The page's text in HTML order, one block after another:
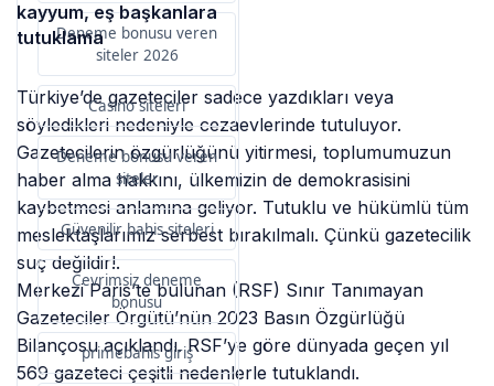
Deneme bonusu veren
siteler 2026
Casino siteleri
Deneme bonusu veren
siteler
Güvenilir bahis siteleri
Çevrimsiz deneme
bonusu
primebahis giriş
kayyum, eş başkanlara
tutuklama
Türkiye’de gazeteciler sadece yazdıkları veya
söyledikleri nedeniyle cezaevlerinde tutuluyor.
Gazetecilerin özgürlüğünü yitirmesi, toplumumuzun
haber alma hakkını, ülkemizin de demokrasisini
kaybetmesi anlamına geliyor. Tutuklu ve hükümlü tüm
meslektaşlarımız serbest bırakılmalı. Çünkü gazetecilik
suç değildir!.
Merkezi Paris’te bulunan (RSF) Sınır Tanımayan
Gazeteciler Örgütü’nün 2023 Basın Özgürlüğü
Bilançosu açıklandı. RSF’ye göre dünyada geçen yıl
569 gazeteci çeşitli nedenlerle tutuklandı.